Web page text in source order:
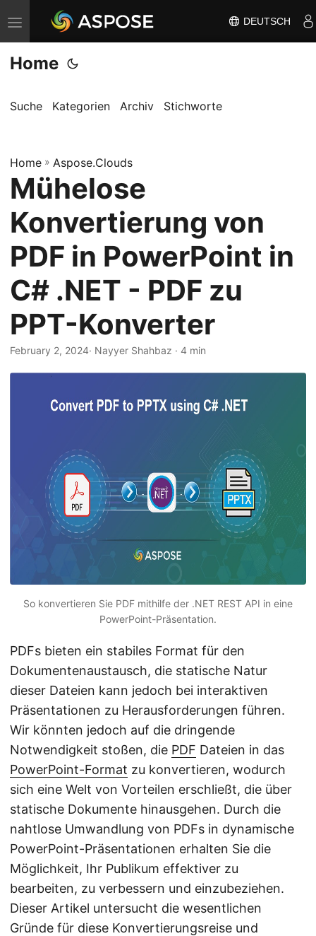
N
a
v
g
i
o
n
u
s
c
h
a
DEUTSCH
Home
Suche Kategorien Archiv Stichworte
Home » Aspose.Clouds
Mühelose
Konvertierung von
PDF in PowerPoint in
C# .NET - PDF zu
PPT-Konverter
February 2, 2024· Nayyer Shahbaz · 4 min
So konvertieren Sie PDF mithilfe der .NET REST API in eine
PowerPoint-Präsentation.
PDFs bieten ein stabiles Format für den
Dokumentenaustausch, die statische Natur
dieser Dateien kann jedoch bei interaktiven
Präsentationen zu Herausforderungen führen.
Wir könnten jedoch auf die dringende
Notwendigkeit stoßen, die PDF Dateien in das
PowerPoint-Format zu konvertieren, wodurch
sich eine Welt von Vorteilen erschließt, die über
statische Dokumente hinausgehen. Durch die
nahtlose Umwandlung von PDFs in dynamische
PowerPoint-Präsentationen erhalten Sie die
Möglichkeit, Ihr Publikum effektiver zu
bearbeiten, zu verbessern und einzubeziehen.
Dieser Artikel untersucht die wesentlichen
Gründe für diese Konvertierungsreise und